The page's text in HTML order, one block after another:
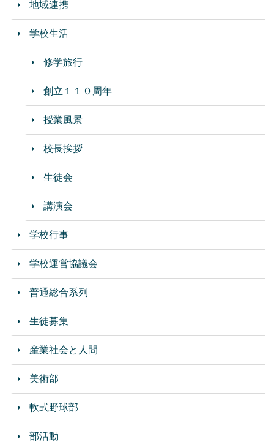
地域連携
学校生活
修学旅行
創立１１０周年
授業風景
校長挨拶
生徒会
講演会
学校行事
学校運営協議会
普通総合系列
生徒募集
産業社会と人間
美術部
軟式野球部
部活動